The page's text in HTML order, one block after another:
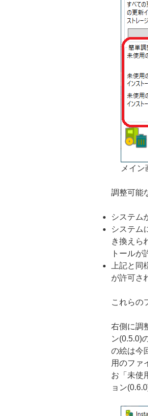
メイ
調整可能
システム
システム
き換えら
トールが
上記と
が許可さ
これらの
右側に調
ン(0.5.0)
の絵は今
用のファ
お「未使
ョン